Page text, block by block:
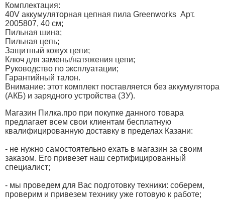
Комплектация:
40V аккумуляторная цепная пила Greenworks Арт.
2005807, 40 см;
Пильная шина;
Пильная цепь;
Защитный кожух цепи;
Ключ для замены/натяжения цепи;
Руководство по эксплуатации;
Гарантийный талон.
Внимание: этот комплект поставляется без аккумулятора
(АКБ) и зарядного устройства (ЗУ).
Магазин Пилка.про при покупке данного товара
предлагает всем свои клиентам бесплатную
квалифицированную доставку в пределах Казани:
- не нужно самостоятельно ехать в магазин за своим
заказом. Его привезет наш сертифицированный
специалист;
- мы проведем для Вас подготовку техники: соберем,
проверим и привезем технику уже готовую к работе;